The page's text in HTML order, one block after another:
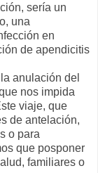
sería un
una
en
de apendicitis
anulación del
nos impida
viaje, que
de antelación,
o para
que posponer
familiares o